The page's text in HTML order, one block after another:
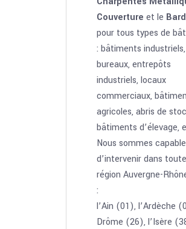
Couverture et le
pour tous types de
: bâtiments industriels,
bureaux, entrepôts
industriels, locaux
commerciaux,
agricoles, abris de
bâtiments d’élevage,
Nous sommes
d’intervenir dans
région Auvergne-
:
l’Ain (01), l’Ardèche
Drôme (26), l’Isère